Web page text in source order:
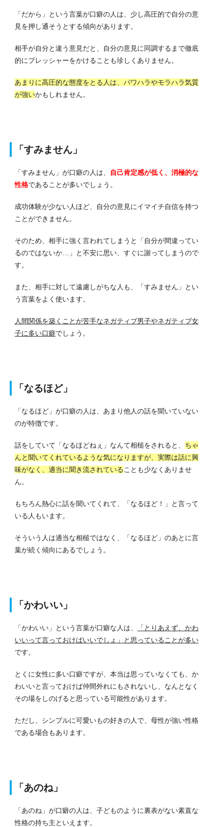
「だから」という言葉が口癖の人は、少し高圧的で自分の意
見を押し通そうとする傾向があります。
相手が自分と違う意見だと、自分の意見に同調するまで徹底
的にプレッシャーをかけることも珍しくありません。
あまりに高圧的な態度をとる人は、パワハラやモラハラ気質
が強いかもしれません。
「すみません」
「すみません」が口癖の人は、
自己肯定感が低く、消極的な
性格であることが多いでしょう。
成功体験が少ない人ほど、自分の意見にイマイチ自信を持つ
ことができません。
そのため、相手に強く言われてしまうと「自分が間違ってい
るのではないか…」と不安に思い、すぐに謝ってしまうので
す。
また、相手に対して遠慮しがちな人も、「すみません」とい
う言葉をよく使います。
人間関係を築くことが苦手なネガティブ男子やネガティブ女
子に多い口癖でしょう。
「なるほど」
「なるほど」が口癖の人は、あまり他人の話を聞いていない
のが特徴です。
話をしていて「なるほどねぇ」なんて相槌をされると、 ちゃ
んと聞いてくれているような気になりますが、実際は話に興
味がなく、適当に聞き流されている ことも少なくありませ
ん。
もちろん熱心に話を聞いてくれて、「なるほど！」と言って
いる人もいます。
そういう人は適当な相槌ではなく、「なるほど」のあとに言
葉が続く傾向にあるでしょう。
「かわいい」
「かわいい」という言葉が口癖な人は、
「とりあえず、かわ
いいって言っておけばいいでしょ」と思っていることが多い
です。
とくに女性に多い口癖ですが、本当は思っていなくても、か
わいいと言っておけば仲間外れにもされないし、なんとなく
その場をしのげると思っている可能性があります。
ただし、シンプルに可愛いもの好きの人で、母性が強い性格
である場合もあります。
「あのね」
「あのね」が口癖の人は、子どものように裏表がない素直な
性格の持ち主といえます。